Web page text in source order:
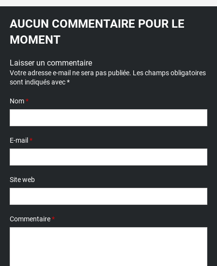
AUCUN COMMENTAIRE POUR LE
MOMENT
Laisser un commentaire
Votre adresse e-mail ne sera pas publiée. Les champs obligatoires
sont indiqués avec*
Nom*
E-mail *
Site web
Commentaire*